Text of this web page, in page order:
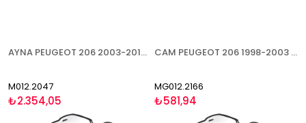
AYNA PEUGEOT 206 2003-2010 ELEKTRİKLİ ISITMALI ASTARLI ASFERİK SOL
M012.2047
₺2.354,05
CAM PEUGEOT 206 1998-2003 ASFERİK SOL
MG012.2166
₺581,94